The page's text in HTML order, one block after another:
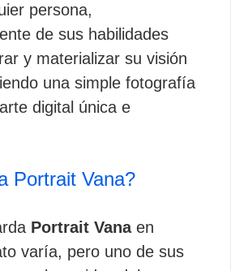
persona,
de sus habilidades
y materializar su visión
una simple fotografía
digital única e
Portrait Vana?
Portrait Vanaen
varía, pero uno de sus